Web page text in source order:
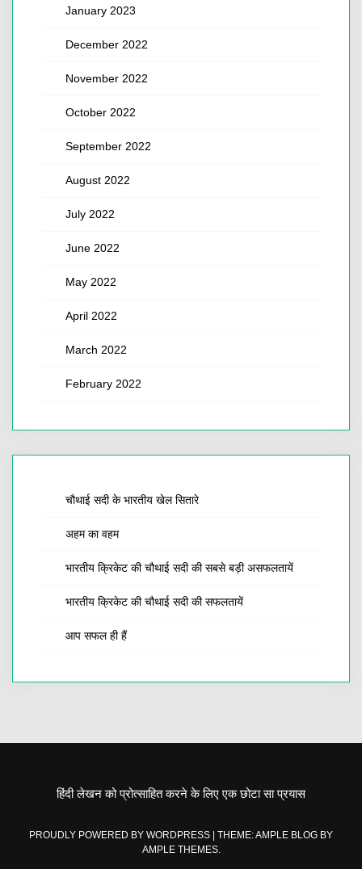
January 2023
December 2022
November 2022
October 2022
September 2022
August 2022
July 2022
June 2022
May 2022
April 2022
March 2022
February 2022
चौथाई सदी के भारतीय खेल सितारे
अहम का वहम
भारतीय क्रिकेट की चौथाई सदी की सबसे बड़ी असफलतायें
भारतीय क्रिकेट की चौथाई सदी की सफलतायें
आप सफल ही हैं
हिंदी लेखन को प्रोत्साहित करने के लिए एक छोटा सा प्रयास
PROUDLY POWERED BY WORDPRESS
THEME: AMPLE BLOG BY
AMPLE THEMES.